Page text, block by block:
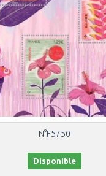
N°F5750
Disponible